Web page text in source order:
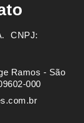
ㅤ CNPJ:
Ramos - São
000